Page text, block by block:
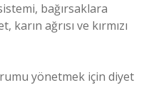
bağırsaklara
karın ağrısı ve kırmızı
yönetmek için diyet